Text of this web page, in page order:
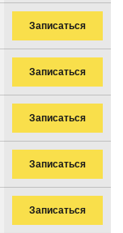
Записаться
Записаться
Записаться
Записаться
Записаться